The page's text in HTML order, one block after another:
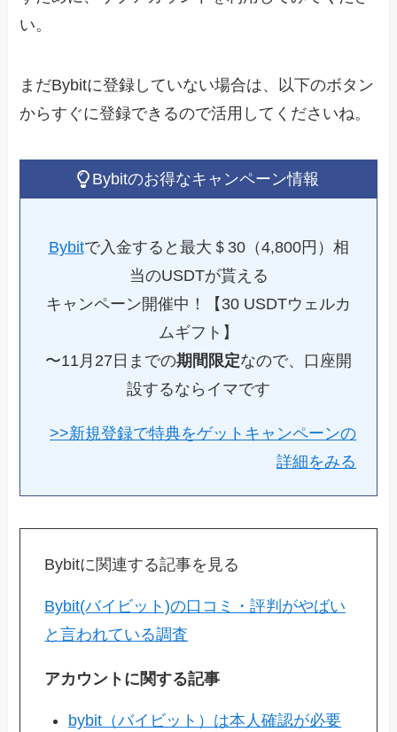
い。
まだBybitに登録していない場合は、以下のボタン
からすぐに登録できるので活用してくださいね。
Bybitのお得なキャンペーン情報
Bybitで入金すると最大＄30（4,800円）相
当のUSDTが貰える
キャンペーン開催中！【30 USDTウェルカ
ムギフト】
〜11月27日までの期間限定なので、口座開
設するならイマです
>>新規登録で特典をゲットキャンペーンの
詳細をみる
Bybitに関連する記事を見る
Bybit(バイビット)の口コミ・評判がやばい
と言われている調査
アカウントに関する記事
bybit（バイビット）は本人確認が必要